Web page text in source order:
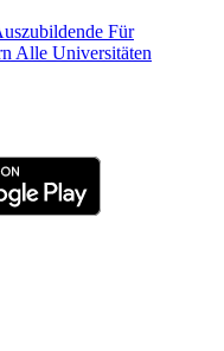
Für
Alle Universitäten